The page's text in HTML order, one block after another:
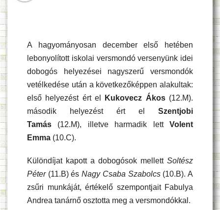
A hagyományosan december első hetében
lebonyolított iskolai versmondó versenyünk idei
dobogós helyezései nagyszerű versmondók
vetélkedése után a következőképpen alakultak:
első helyezést ért el
Kukovecz Ákos(12.M).
második helyezést ért el Szentjobi
Tamás (12.M), illetve harmadik lett Volent
Emma (10.C).
Különdíjat kapott a dobogósok mellett Soltész
Péter(11.B) ésNagy Csaba Szabolcs(10.B). A
zsűri munkáját, értékelő szempontjait Fabulya
Andrea tanárnő osztotta meg a versmondókkal.